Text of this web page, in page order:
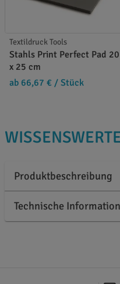
Textildruck Tools
Stahls Print Perfect Pad 20
x 25 cm
ab 66,67 € / Stück
Produktbeschreibung
Technische